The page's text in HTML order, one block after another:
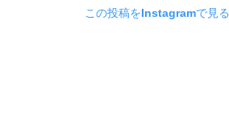
この投稿をInstagramで見る